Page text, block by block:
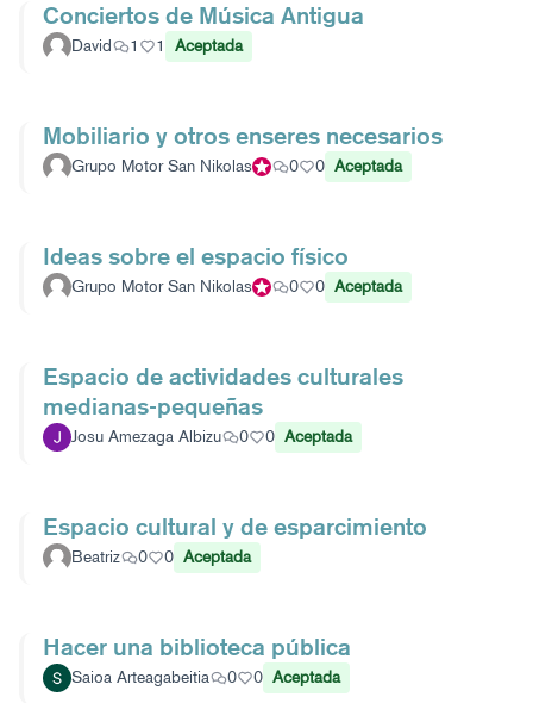
Conciertos de Música Antigua
David 1 1 Aceptada
Mobiliario y otros enseres necesarios
Grupo Motor San NikolasParticipante oficial
0 0 Aceptada
Ideas sobre el espacio físico
Grupo Motor San NikolasParticipante oficial
0 0 Aceptada
Espacio de actividades culturales
medianas-pequeñas
Josu Amezaga Albizu 0 0 Aceptada
Espacio cultural y de esparcimiento
Beatriz 0 0 Aceptada
Hacer una biblioteca pública
Saioa Arteagabeitia 0 0 Aceptada